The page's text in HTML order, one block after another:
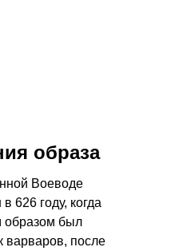
образа
Воеводе
626 году, когда
образом был
варваров, после